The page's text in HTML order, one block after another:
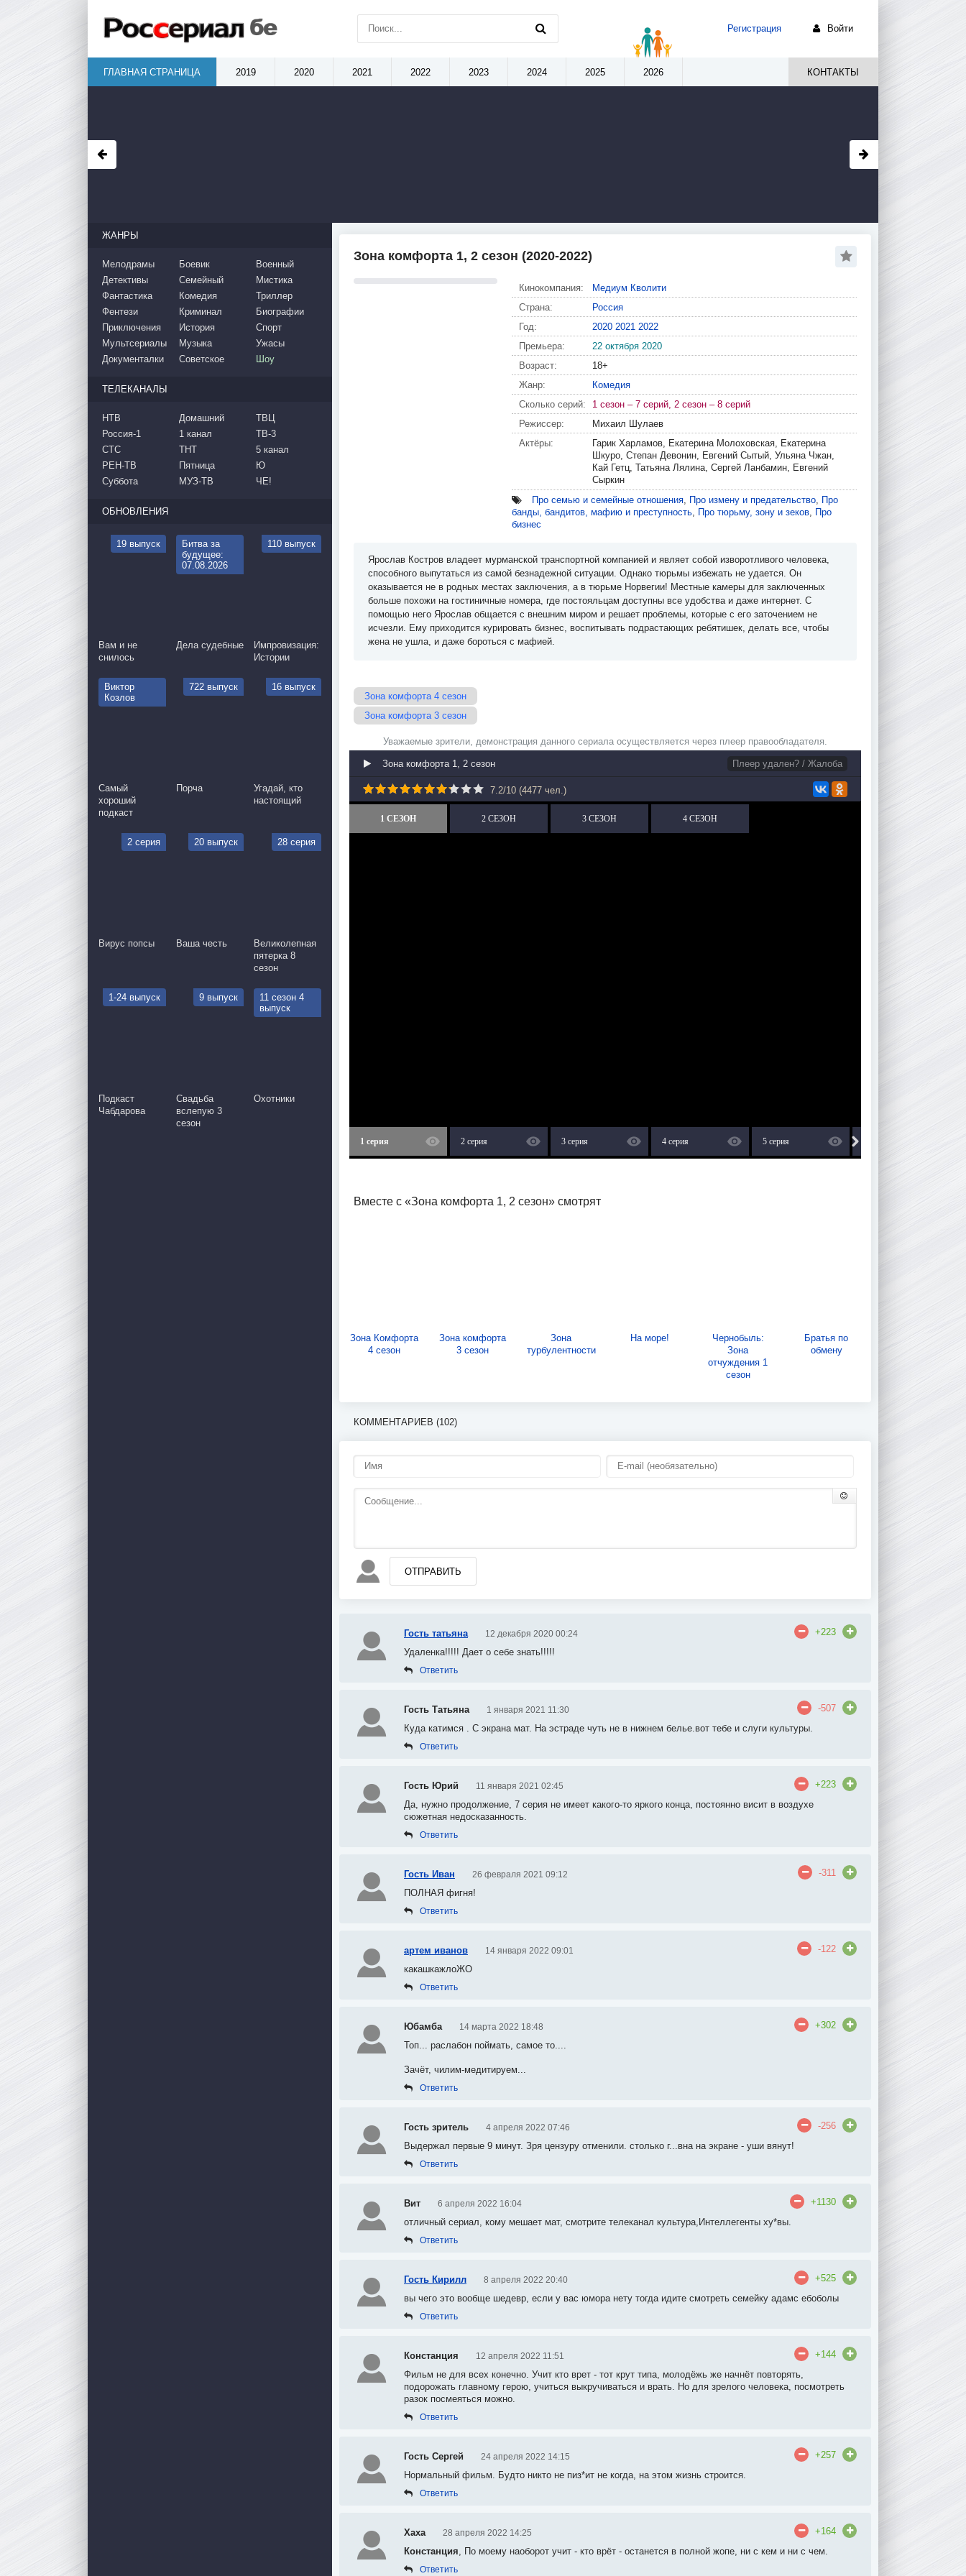
Зона комфорта 1, 2 сезон (2020-2022)
Кинокомпания:
Медиум Кволити
Страна:
Россия
Год:
2020 2021 2022
Премьера:
22 октября 2020
Возраст:
18+
Жанр:
Комедия
Сколько серий:
1 сезон – 7 серий, 2 сезон – 8 серий
Режиссер:
Михаил Шулаев
Актёры:
Гарик Харламов, Екатерина Молоховская, Екатерина
Шкуро, Степан Девонин, Евгений Сытый, Ульяна Чжан,
Кай Гетц, Татьяна Лялина, Сергей Ланбамин, Евгений
Сыркин
Про семью и семейные отношения, Про измену и предательство, Про
банды, бандитов, мафию и преступность, Про тюрьму, зону и зеков, Про
бизнес
Ярослав Костров владеет мурманской транспортной компанией и являет собой изворотливого человека,
способного выпутаться из самой безнадежной ситуации. Однако тюрьмы избежать не удается. Он
оказывается не в родных местах заключения, а в тюрьме Норвегии! Местные камеры для заключенных
больше похожи на гостиничные номера, где постояльцам доступны все удобства и даже интернет. С
помощью него Ярослав общается с внешним миром и решает проблемы, которые с его заточением не
исчезли. Ему приходится курировать бизнес, воспитывать подрастающих ребятишек, делать все, чтобы
жена не ушла, и даже бороться с мафией.
Зона комфорта 4 сезон
Зона комфорта 3 сезон
Уважаемые зрители, демонстрация данного сериала осуществляется через плеер правообладателя.
Зона комфорта 1, 2 сезон Плеер удален? / Жалоба
7.2/10 (4477 чел.)
1 СЕЗОН 2 СЕЗОН 3 СЕЗОН 4 СЕЗОН
1 серия 2 серия 3 серия 4 серия 5 серия
Вместе с «Зона комфорта 1, 2 сезон» смотрят
Зона Комфорта
4 сезон
Зона комфорта
3 сезон
Зона
турбулентности
На море!
Чернобыль:
Зона
отчуждения 1
сезон
Братья по
обмену
КОММЕНТАРИЕВ (102)
ОТПРАВИТЬ
Гость татьяна 12 декабря 2020 00:24
+223
Удаленка!!!!! Дает о себе знать!!!!!
Ответить
Гость Татьяна 1 января 2021 11:30
-507
Куда катимся . С экрана мат. На эстраде чуть не в нижнем белье.вот тебе и слуги культуры.
Ответить
Гость Юрий 11 января 2021 02:45
+223
Да, нужно продолжение, 7 серия не имеет какого-то яркого конца, постоянно висит в воздухе
сюжетная недосказанность.
Ответить
Гость Иван 26 февраля 2021 09:12
-311
ПОЛНАЯ фигня!
Ответить
артем иванов 14 января 2022 09:01
-122
какашкажлоЖО
Ответить
Юбамба 14 марта 2022 18:48
+302
Топ... раслабон поймать, самое то....
Зачёт, чилим-медитируем...
Ответить
Гость зритель 4 апреля 2022 07:46
-256
Выдержал первые 9 минут. Зря цензуру отменили. столько г...вна на экране - уши вянут!
Ответить
Вит 6 апреля 2022 16:04
+1130
отличный сериал, кому мешает мат, смотрите телеканал культура,Интеллегенты ху*вы.
Ответить
Гость Кирилл 8 апреля 2022 20:40
+525
вы чего это вообще шедевр, если у вас юмора нету тогда идите смотреть семейку адамс ебоболы
Ответить
Констанция 12 апреля 2022 11:51
+144
Фильм не для всех конечно. Учит кто врет - тот крут типа, молодёжь же начнёт повторять,
подорожать главному герою, учиться выкручиваться и врать. Но для зрелого человека, посмотреть
разок посмеяться можно.
Ответить
Гость Сергей 24 апреля 2022 14:15
+257
Нормальный фильм. Будто никто не пиз*ит не когда, на этом жизнь строится.
Ответить
Хаха 28 апреля 2022 14:25
+164
Констанция, По моему наоборот учит - кто врёт - останется в полной жопе, ни с кем и ни с чем.
Ответить
ЖАНРЫ
Мелодрамы
Детективы
Фантастика
Боевик
Семейный
Комедия
Военный
Мистика
Триллер
Фентези
Приключения
Мультсериалы
Документалки
Криминал
История
Музыка
Советское
Биографии
Спорт
Ужасы
Шоу
ТЕЛЕКАНАЛЫ
НТВ
Россия-1
СТС
РЕН-ТВ
Суббота
Домашний
1 канал
ТНТ
Пятница
МУЗ-ТВ
ТВЦ
ТВ-3
5 канал
Ю
ЧЕ!
ОБНОВЛЕНИЯ
19 выпуск
Вам и не
снилось
Битва за
будущее:
07.08.2026
Дела судебные
110 выпуск
Импровизация:
Истории
Виктор
Козлов
Самый
хороший
подкаст
722 выпуск
Порча
16 выпуск
Угадай, кто
настоящий
2 серия
Вирус попсы
20 выпуск
Ваша честь
28 серия
Великолепная
пятерка 8
сезон
1-24 выпуск
Подкаст
Чабдарова
9 выпуск
Свадьба
вслепую 3
сезон
11 сезон 4
выпуск
Охотники
Регистрация Войти
ГЛАВНАЯ СТРАНИЦА 2019 2020 2021 2022 2023 2024 2025 2026 КОНТАКТЫ